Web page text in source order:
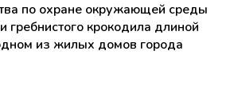
по охране окружающей среды
гребнистого крокодила длиной
из жилых домов города